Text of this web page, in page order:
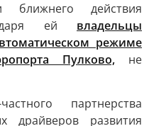
ближнего действия
ей владельцы
режиме
Пулково, не
партнерства
драйверов развития